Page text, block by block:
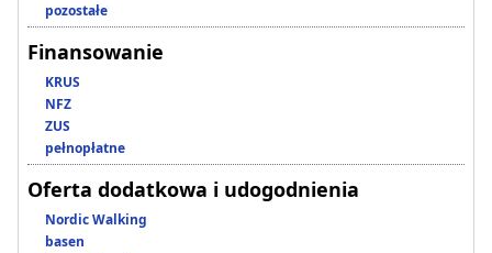
pozostałe
Finansowanie
KRUS
NFZ
ZUS
pełnopłatne
Oferta dodatkowa i udogodnienia
Nordic Walking
basen